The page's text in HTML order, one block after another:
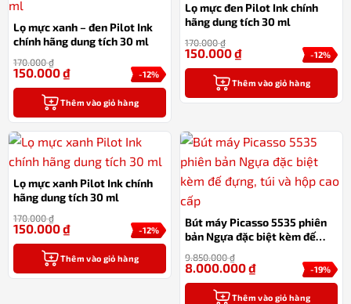
Lọ mực xanh – đen Pilot Ink
chính hãng dung tích 30 ml
170.000₫
-12%
150.000₫
Thêm vào giỏ hàng
Lọ mực đen Pilot Ink chính
hãng dung tích 30 ml
170.000₫
-12%
150.000₫
Thêm vào giỏ hàng
Lọ mực xanh Pilot Ink chính
hãng dung tích 30 ml
170.000₫
-12%
150.000₫
Thêm vào giỏ hàng
Bút máy Picasso 5535 phiên
bản Ngựa đặc biệt kèm đế
9.850.000₫
-19%
8.000.000₫
Thêm vào giỏ hàng